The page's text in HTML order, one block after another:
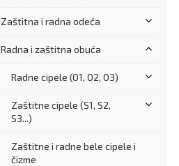
Zaštitna i radna odeća
Radna i zaštitna obuća
Radne cipele (O1, O2, O3)
Zaštitne cipele (S1, S2,
S3...)
Zaštitne i radne bele cipele i
čizme